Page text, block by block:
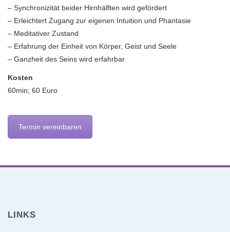
– Synchronizität beider Hirnhälften wird gefördert
– Erleichtert Zugang zur eigenen Intuition und Phantasie
– Meditativer Zustand
– Erfahrung der Einheit von Körper, Geist und Seele
– Ganzheit des Seins wird erfahrbar
Kosten
60min; 60 Euro
Termin vereinbaren
LINKS